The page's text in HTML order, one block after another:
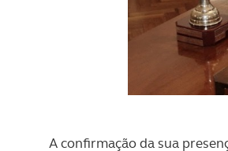
A confirmação da sua